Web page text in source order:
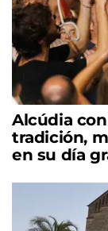
Alcúdia
tradición,
en su día